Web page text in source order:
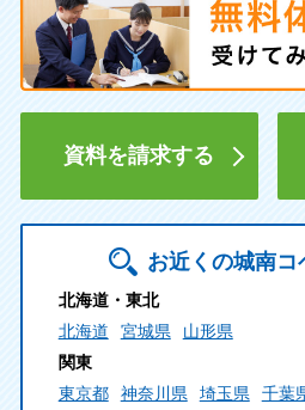
資料を請求する
お近くの城南
北海道・東北
北海道
宮城県
山形県
関東
東京都
神奈川県 埼玉県 千葉